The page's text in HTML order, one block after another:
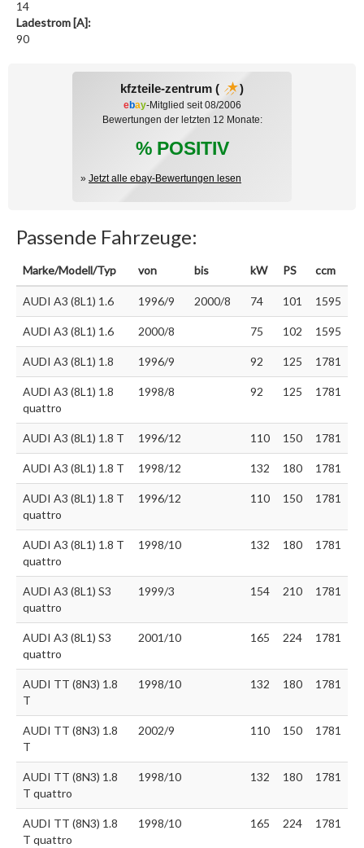
14
Ladestrom [A]:
90
kfzteile-zentrum ( )
ebay-Mitglied seit 08/2006
Bewertungen der letzten 12 Monate:
% POSITIV
» Jetzt alle ebay-Bewertungen lesen
Passende Fahrzeuge:
Marke/Modell/Typ von bis kW PS ccm
AUDI A3 (8L1) 1.6 1996/9 2000/8 74 101 1595
AUDI A3 (8L1) 1.6 2000/8 75 102 1595
AUDI A3 (8L1) 1.8 1996/9 92 125 1781
AUDI A3 (8L1) 1.8
quattro
1998/8 92 125 1781
AUDI A3 (8L1) 1.8 T 1996/12 110 150 1781
AUDI A3 (8L1) 1.8 T 1998/12 132 180 1781
AUDI A3 (8L1) 1.8 T
quattro
1996/12 110 150 1781
AUDI A3 (8L1) 1.8 T
quattro
1998/10 132 180 1781
AUDI A3 (8L1) S3
quattro
1999/3 154 210 1781
AUDI A3 (8L1) S3
quattro
2001/10 165 224 1781
AUDI TT (8N3) 1.8
T
1998/10 132 180 1781
AUDI TT (8N3) 1.8
T
2002/9 110 150 1781
AUDI TT (8N3) 1.8
T quattro
1998/10 132 180 1781
AUDI TT (8N3) 1.8
T quattro
1998/10 165 224 1781